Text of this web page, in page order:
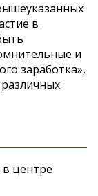
в
и
заработка»,
в центре